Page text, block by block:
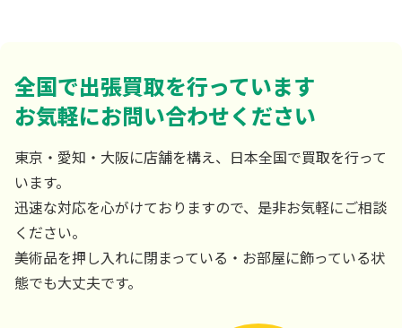
全国で出張買取を行っています
お気軽にお問い合わせください
東京・愛知・大阪に店舗を構え、日本全国で買取を行って
います。
迅速な対応を心がけておりますので、是非お気軽にご相談
ください。
美術品を押し入れに閉まっている・お部屋に飾っている状
態でも大丈夫です。